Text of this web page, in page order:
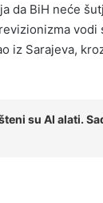
da BiH neće
vodi
iz Sarajeva,
su AI alati.